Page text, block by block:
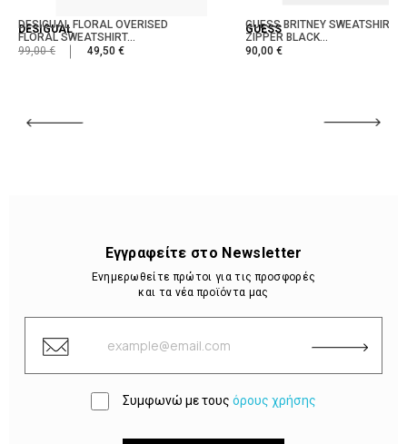
DESIGUAL
DESIGUAL FLORAL OVERISED
FLORAL SWEATSHIRT...
99,00 €
49,50 €
GUESS
GUESS BRITNEY SWEATSHIRT
ZIPPER BLACK...
90,00 €
Εγγραφείτε στο Newsletter
Ενημερωθείτε πρώτοι για τις προσφορές
και τα νέα προϊόντα μας
Συμφωνώ με τους όρους χρήσης